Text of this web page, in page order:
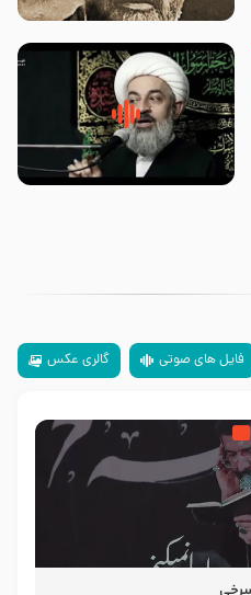
اسارت اهل‌بیت علیهم‌السلام –
محدث زاده
زیارتی که اسباب رزق زیاد و عمر
طولانی است حجت السلام حسین
فایل های صوتی گالری عکس